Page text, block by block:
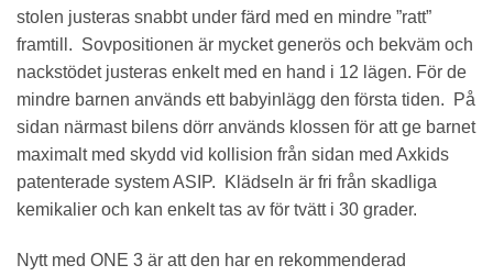
stolen justeras snabbt under färd med en mindre ”ratt”
framtill. Sovpositionen är mycket generös och bekväm och
nackstödet justeras enkelt med en hand i 12 lägen. För de
mindre barnen används ett babyinlägg den första tiden. På
sidan närmast bilens dörr används klossen för att ge barnet
maximalt med skydd vid kollision från sidan med Axkids
patenterade system ASIP. Klädseln är fri från skadliga
kemikalier och kan enkelt tas av för tvätt i 30 grader.
Nytt med ONE 3 är att den har en rekommenderad